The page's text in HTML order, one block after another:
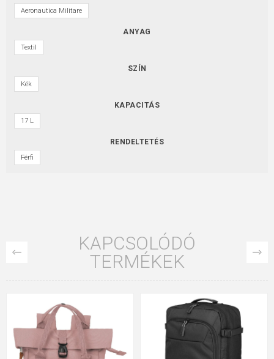
Aeronautica Militare
ANYAG
Textil
SZÍN
Kék
KAPACITÁS
17 L
RENDELTETÉS
Férfi
KAPCSOLÓDÓ
TERMÉKEK
INGYENES SZÁLLÍTÁS